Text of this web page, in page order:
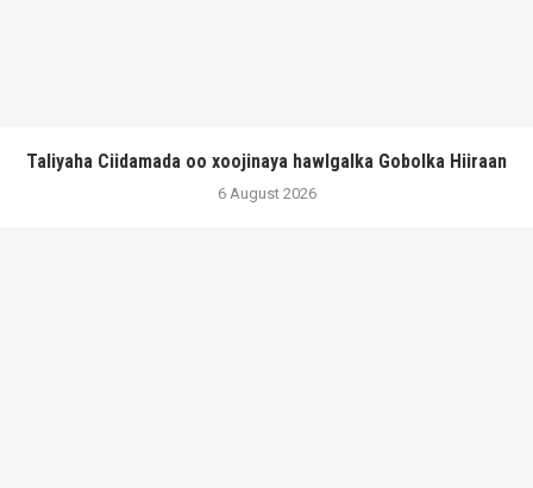
Taliyaha Ciidamada oo xoojinaya hawlgalka Gobolka Hiiraan
6 August 2026